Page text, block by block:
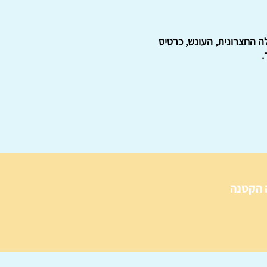
החצרונית, העונש, כרטיס
הקטנה